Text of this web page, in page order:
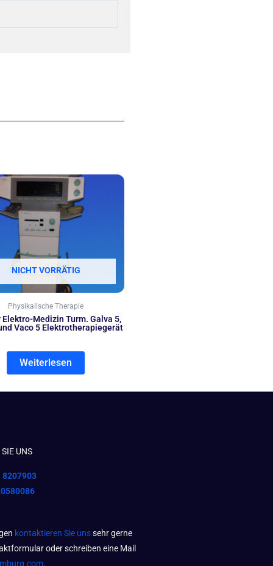
NICHT VORRÄTIG
Physikalische Therapie
Elektro-Medizin Turm. Galva 5,
Vaco 5 Elektrotherapiegerät
Weiterlesen
UNS
8207903
kontaktieren Sie unssehr gerne
oder schreiben eine Mail
.